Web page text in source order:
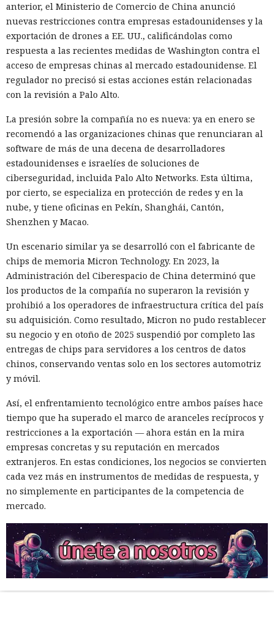
anterior, el Ministerio de Comercio de China anunció
nuevas restricciones contra empresas estadounidenses y la
exportación de drones a EE. UU., calificándolas como
respuesta a las recientes medidas de Washington contra el
acceso de empresas chinas al mercado estadounidense. El
regulador no precisó si estas acciones están relacionadas
con la revisión a Palo Alto.
La presión sobre la compañía no es nueva: ya en enero se
recomendó a las organizaciones chinas que renunciaran al
software de más de una decena de desarrolladores
estadounidenses e israelíes de soluciones de
ciberseguridad, incluida Palo Alto Networks. Esta última,
por cierto, se especializa en protección de redes y en la
nube, y tiene oficinas en Pekín, Shanghái, Cantón,
Shenzhen y Macao.
Un escenario similar ya se desarrolló con el fabricante de
chips de memoria Micron Technology. En 2023, la
Administración del Ciberespacio de China determinó que
los productos de la compañía no superaron la revisión y
prohibió a los operadores de infraestructura crítica del país
su adquisición. Como resultado, Micron no pudo restablecer
su negocio y en otoño de 2025 suspendió por completo las
entregas de chips para servidores a los centros de datos
chinos, conservando ventas solo en los sectores automotriz
y móvil.
Así, el enfrentamiento tecnológico entre ambos países hace
tiempo que ha superado el marco de aranceles recíprocos y
restricciones a la exportación — ahora están en la mira
empresas concretas y su reputación en mercados
extranjeros. En estas condiciones, los negocios se convierten
cada vez más en instrumentos de medidas de respuesta, y
no simplemente en participantes de la competencia de
mercado.